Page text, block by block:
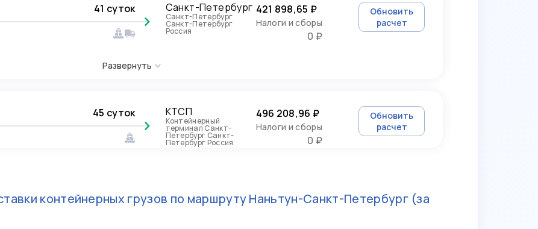
41 суток Санкт-Петербург
Санкт-Петербург
Санкт-Петербург
Россия
421 898,65 ₽
Налоги и сборы
0 ₽
Обновить
расчет
Развернуть
45 суток КТСП
Контейнерный
терминал Санкт-
Петербург Санкт-
Петербург Россия
496 208,96 ₽
Налоги и сборы
0 ₽
Обновить
расчет
контейнерных грузов по маршрутуНаньтун-Санкт-Петербург(за